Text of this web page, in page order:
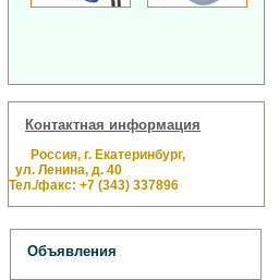
Контактная информация
Россия, г. Екатеринбург,
ул. Ленина, д. 40
Тел./факс: +7 (343) 337896
Объявления